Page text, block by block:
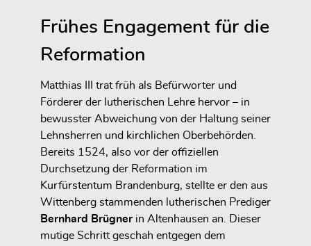
Frühes Engagement für die
Reformation
Matthias III trat früh als Befürworter und
Förderer der lutherischen Lehre hervor – in
bewusster Abweichung von der Haltung seiner
Lehnsherren und kirchlichen Oberbehörden.
Bereits 1524, also vor der offiziellen
Durchsetzung der Reformation im
Kurfürstentum Brandenburg, stellte er den aus
Wittenberg stammenden lutherischen Prediger
Bernhard Brügnerin Altenhausen an. Dieser
mutige Schritt geschah entgegen dem